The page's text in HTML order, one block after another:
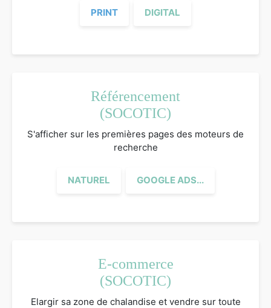
PRINT DIGITAL
Référencement
(SOCOTIC)
S'afficher sur les premières pages des moteurs de
recherche
NATUREL GOOGLE ADS...
E-commerce
(SOCOTIC)
Elargir sa zone de chalandise et vendre sur toute